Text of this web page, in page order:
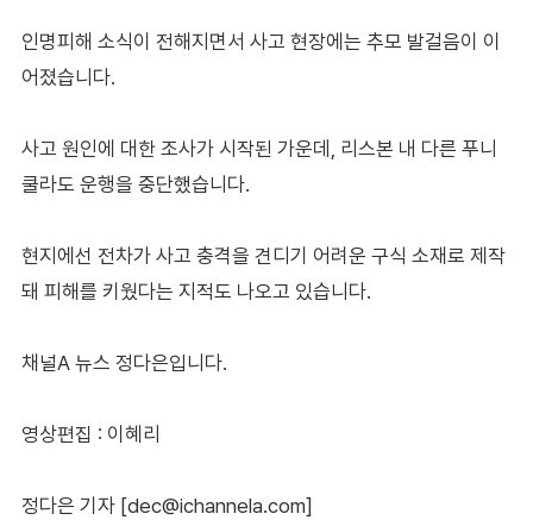
인명피해 소식이 전해지면서 사고 현장에는 추모 발걸음이 이
어졌습니다.
사고 원인에 대한 조사가 시작된 가운데, 리스본 내 다른 푸니
쿨라도 운행을 중단했습니다.
현지에선 전차가 사고 충격을 견디기 어려운 구식 소재로 제작
돼 피해를 키웠다는 지적도 나오고 있습니다.
채널A 뉴스 정다은입니다.
영상편집 : 이혜리
정다은 기자 [dec@ichannela.com]